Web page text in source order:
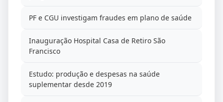
PF e CGU investigam fraudes em plano de saúde
Inauguração Hospital Casa de Retiro São
Francisco
Estudo: produção e despesas na saúde
suplementar desde 2019